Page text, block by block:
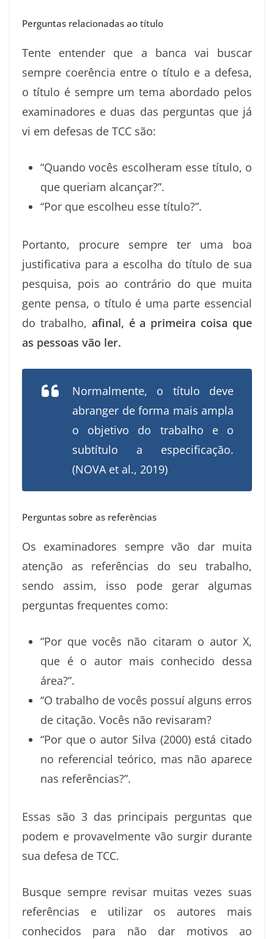
Perguntas relacionadas ao título
Tente entender que a banca vai buscar
sempre coerência entre o título e a defesa,
o título é sempre um tema abordado pelos
examinadores e duas das perguntas que já
vi em defesas de TCC são:
“Quando vocês escolheram esse título, o
que queriam alcançar?”.
“Por que escolheu esse título?”.
Portanto, procure sempre ter uma boa
justificativa para a escolha do título de sua
pesquisa, pois ao contrário do que muita
gente pensa, o título é uma parte essencial
do trabalho, afinal, é a primeira coisa que
as pessoas vão ler.
Normalmente, o título deve
abranger de forma mais ampla
o objetivo do trabalho e o
subtítulo a especificação.
(NOVA et al., 2019)
Perguntas sobre as referências
Os examinadores sempre vão dar muita
atenção as referências do seu trabalho,
sendo assim, isso pode gerar algumas
perguntas frequentes como:
“Por que vocês não citaram o autor X,
que é o autor mais conhecido dessa
área?”.
“O trabalho de vocês possuí alguns erros
de citação. Vocês não revisaram?
“Por que o autor Silva (2000) está citado
no referencial teórico, mas não aparece
nas referências?”.
Essas são 3 das principais perguntas que
podem e provavelmente vão surgir durante
sua defesa de TCC.
Busque sempre revisar muitas vezes suas
referências e utilizar os autores mais
conhecidos para não dar motivos ao